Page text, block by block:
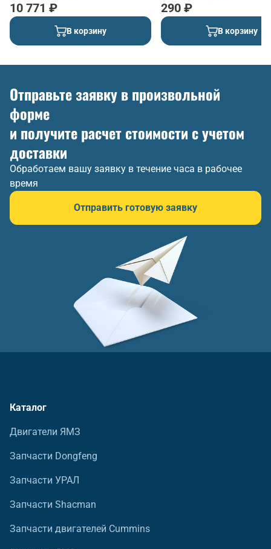
10 771 ₽
В корзину
290 ₽
В корзину
Отправьте заявку в произвольной
форме
и получите расчет стоимости с учетом
доставки
Обработаем вашу заявку в течение часа в рабочее
время
Отправить готовую заявку
Каталог
Двигатели ЯМЗ
Запчасти Dongfeng
Запчасти УРАЛ
Запчасти Shacman
Запчасти двигателей Cummins